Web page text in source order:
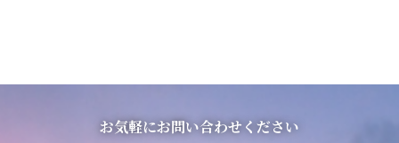
お気軽にお問い合わせください